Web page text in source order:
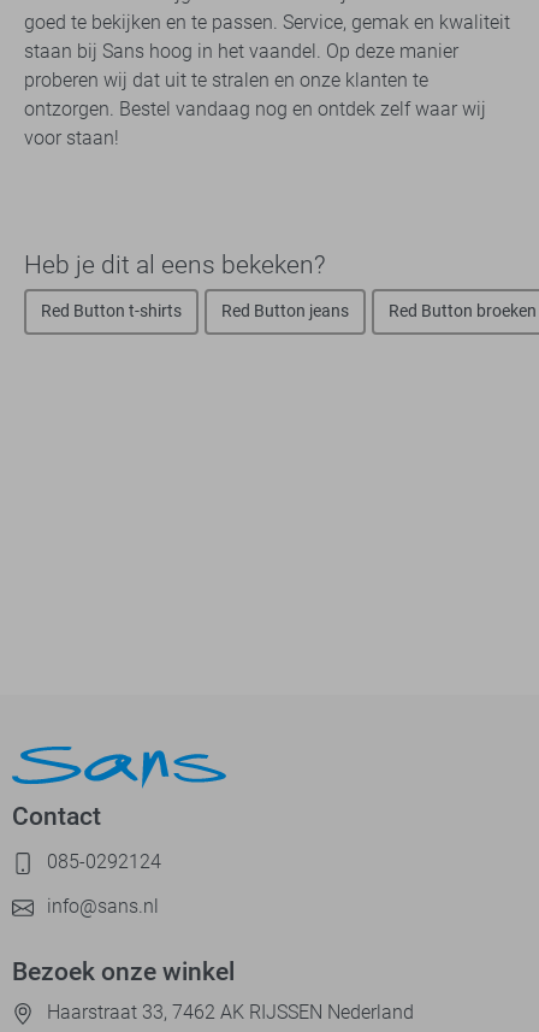
goed te bekijken en te passen. Service, gemak en kwaliteit
staan bij Sans hoog in het vaandel. Op deze manier
proberen wij dat uit te stralen en onze klanten te
ontzorgen. Bestel vandaag nog en ontdek zelf waar wij
voor staan!
Heb je dit al eens bekeken?
Red Button t-shirts Red Button jeans Red Button broeken
Contact
085-0292124
info@sans.nl
Bezoek onze winkel
Haarstraat 33, 7462 AK RIJSSEN Nederland